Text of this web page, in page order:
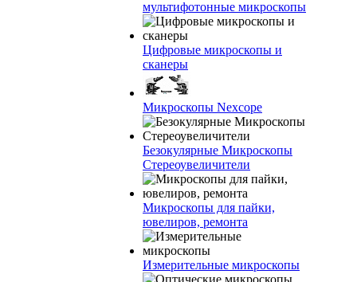
мультифотонные микроскопы
Цифровые микроскопы и
сканеры
Микроскопы Nexcope
Безокулярные Микроскопы
Стереоувеличители
Микроскопы для пайки,
ювелиров, ремонта
Измерительные микроскопы